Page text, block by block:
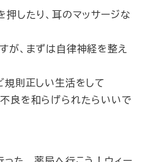
押したり、耳のマッサージな
が、まずは自律神経を整え
規則正しい生活をして
良を和らげられたらいいで